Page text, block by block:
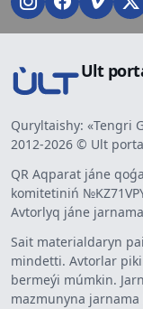
Ult
Quryltaishy: «Tengri
2012-2026 © Ult
QR Aqparat jáne
komitetiniń
Avtorlyq jáne
Sait materialdaryn
mindetti. Avtorlar
bermeýi múmkin.
mazmunyna